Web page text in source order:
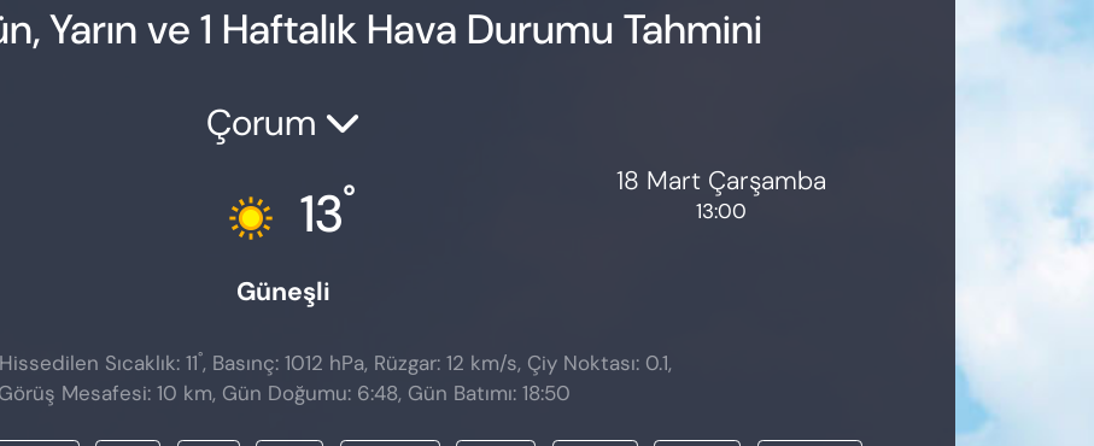
Yarın ve 1 Haftalık Hava Durumu Tahmini
Çorum
13°
Güneşli
18 Mart Çarşamba
13:00
Sıcaklık: 11°, Basınç: 1012 hPa, Rüzgar: 12 km/s, Çiy Noktası: 0.1,
Görüş Mesafesi: 10 km, Gün Doğumu: 6:48, Gün Batımı: 18:50